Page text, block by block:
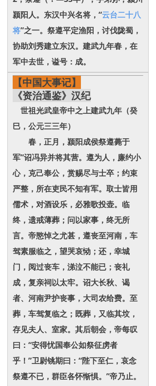
颍阳人。东汉中兴名将，“云台二十八
将”之一。祭遵平定渔阳，讨伐陇蜀，
协助刘秀建立东汉。建武九年春，在
军中去世，谥号：成。
【中国大事记】
《资治通鉴》汉纪
世祖光武皇帝中之上建武九年（癸
巳，公元三三年）
春，正月，颍阳成侯祭遵薨于
军”诏冯异并将其营。遵为人，廉约小
心，克己奉公，赏赐尽与士卒；约束
严整，所在吏民不知有军。取士皆用
儒术，对酒设乐，必雅歌投壶。临
终，遗戒薄葬；问以家事，终无所
言。帝愍悼之尤甚，遵丧至河南，车
驾素服临之，望哭哀恸；还，幸城
门，阅过丧车，涕泣不能已；丧礼
成，复亲祠以太牢。诏大长秋、谒
者、河南尹护丧事，大司农给费。至
葬，车驾复临之；既葬，又临其坟，
存见夫人、室家。其后朝会，帝每叹
曰：“安得忧国奉公如祭征虏者
乎！”卫尉铫期曰：“陛下至仁，哀念
祭遵不已，群臣各怀惭惧。”帝乃止。